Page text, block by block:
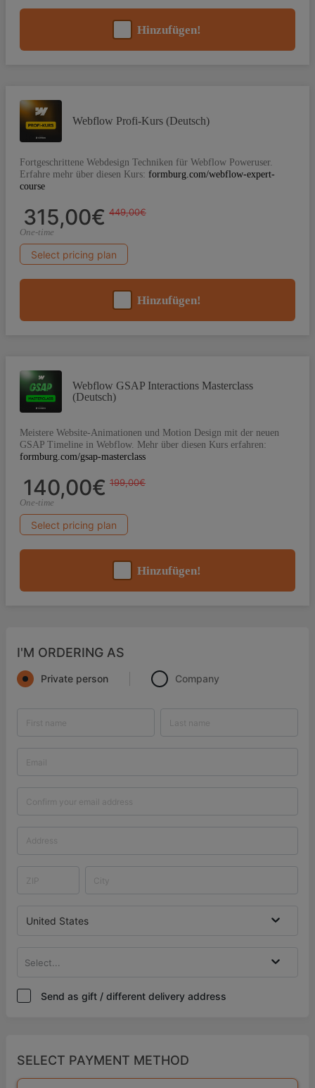
Hinzufügen!
Webflow Profi-Kurs (Deutsch)
Fortgeschrittene Webdesign Techniken für Webflow Poweruser.
Erfahre mehr über diesen Kurs: formburg.com/webflow-expert-
course
449,00€
315,00€
One-time
Select pricing plan
Hinzufügen!
Webflow GSAP Interactions Masterclass
(Deutsch)
Meistere Website-Animationen und Motion Design mit der neuen
GSAP Timeline in Webflow. Mehr über diesen Kurs erfahren:
formburg.com/gsap-masterclass
199,00€
140,00€
One-time
Select pricing plan
Hinzufügen!
I'M ORDERING AS
Private person Company
United States
Select...
Send as gift / different delivery address
SELECT PAYMENT METHOD